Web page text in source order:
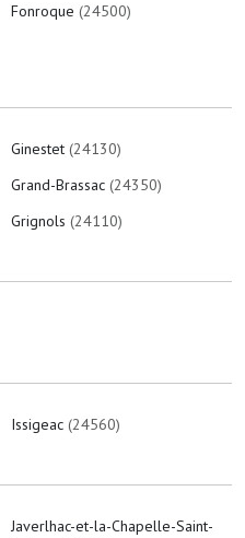
Fonroque (24500)
Ginestet (24130)
Grand-Brassac (24350)
Grignols (24110)
Issigeac (24560)
Javerlhac-et-la-Chapelle-Saint-